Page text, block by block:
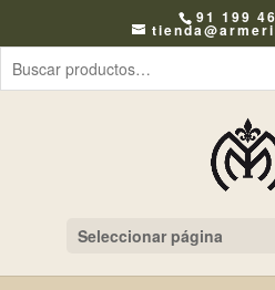
91 199
Seleccionar página